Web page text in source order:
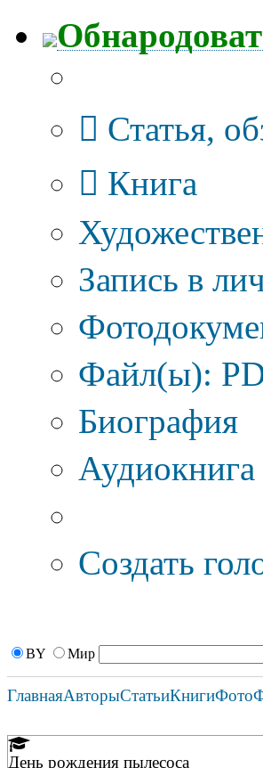
Статья,
Книга
Запись в
Файл(ы):
Биография
Создать
BY Мир
ГлавнаяАвторыСтатьиКнигиФото
День рождения пылесоса